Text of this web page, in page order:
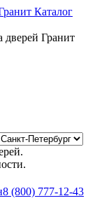
Каталог
8 (800) 777-12-43